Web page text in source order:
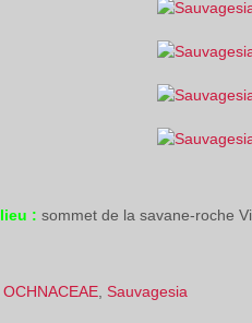
lieu : sommet de la savane-roche
OCHNACEAE Sauvagesia